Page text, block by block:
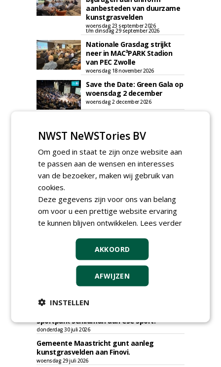
aanbesteden van duurzame
kunstgrasvelden
woensdag 23 september 2026
t/m dinsdag 29 september 2026
Nationale Grasdag strijkt
neer in MAC³PARK Stadion
van PEC Zwolle
woensdag 18 november 2026
Save the Date: Green Gala op
woensdag 2 december
woensdag 2 december 2026
TENDERS
Gemeente Bergen gunt herinrichting
sportpark Hogedijk - VV Egmond te
Egmond-Binnen aan Compeer Infra.
vrijdag 31 juli 2026
sportpark Schildman aan CSC Sport.
donderdag 30 juli 2026
Gemeente Maastricht gunt aanleg
kunstgrasvelden aan Finovi.
woensdag 29 juli 2026
NWST NeWSTories BV
Om goed in staat te zijn onze website aan
te passen aan de wensen en interesses
van de bezoeker, maken wij gebruik van
cookies.
Deze gegevens zijn voor ons van belang
om voor u een prettige website ervaring
te kunnen blijven ontwikkelen. Lees verder
AKKOORD
AFWIJZEN
INSTELLEN